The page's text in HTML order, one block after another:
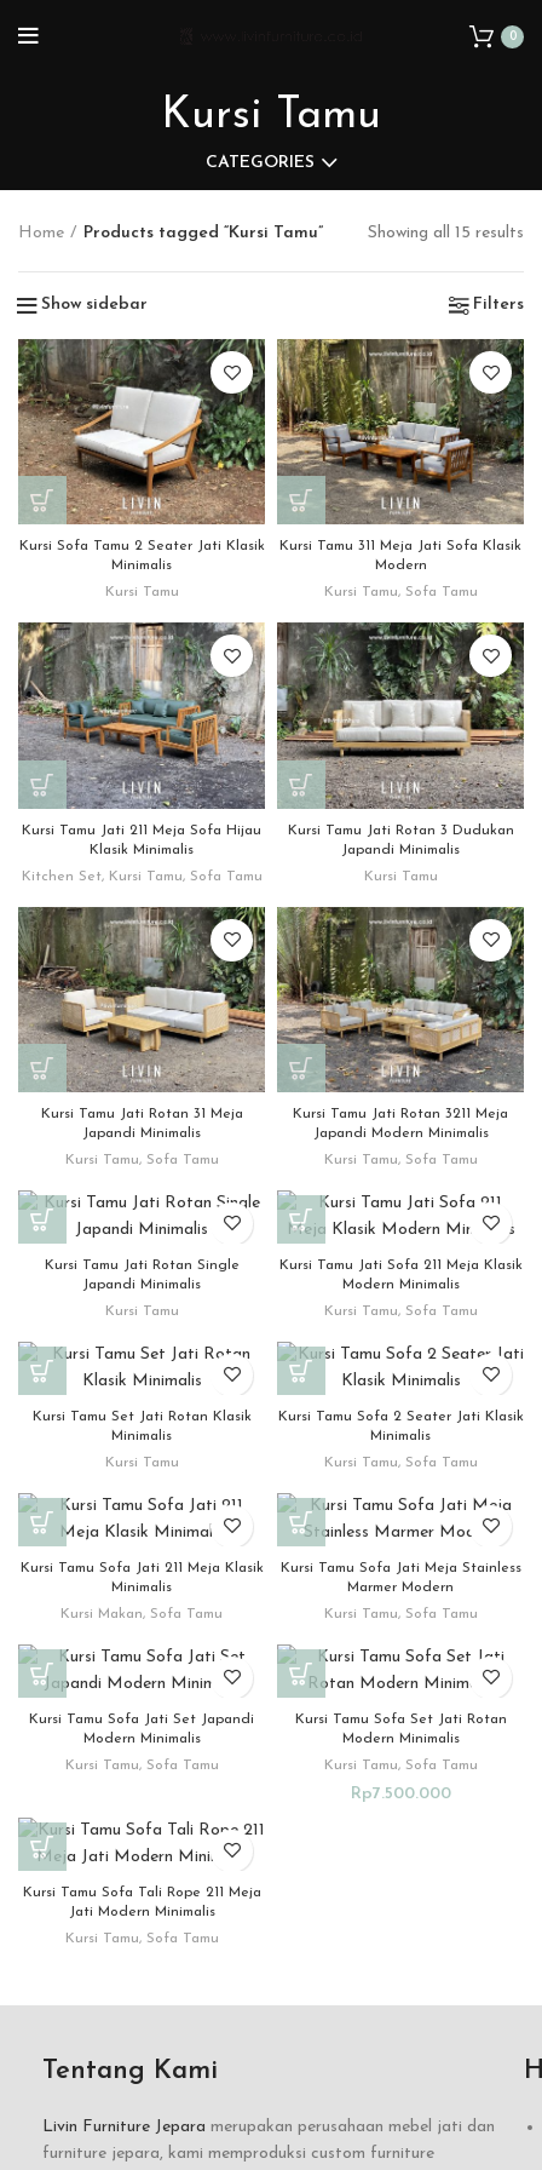
0
Kursi Tamu
CATEGORIES
Home Products tagged “Kursi Tamu” Showing all 15 results
Show sidebar Filters
Kursi Sofa Tamu 2 Seater Jati Klasik
Minimalis
Kursi Tamu
Kursi Tamu 311 Meja Jati Sofa Klasik
Modern
Kursi Tamu, Sofa Tamu
Kursi Tamu Jati 211 Meja Sofa Hijau
Klasik Minimalis
Kitchen Set, Kursi Tamu, Sofa Tamu
Kursi Tamu Jati Rotan 3 Dudukan
Japandi Minimalis
Kursi Tamu
Kursi Tamu Jati Rotan 31 Meja
Japandi Minimalis
Kursi Tamu, Sofa Tamu
Kursi Tamu Jati Rotan 3211 Meja
Japandi Modern Minimalis
Kursi Tamu, Sofa Tamu
Kursi Tamu Jati Rotan Single
Japandi Minimalis
Kursi Tamu
Kursi Tamu Jati Sofa 211 Meja Klasik
Modern Minimalis
Kursi Tamu, Sofa Tamu
Kursi Tamu Set Jati Rotan Klasik
Minimalis
Kursi Tamu
Kursi Tamu Sofa 2 Seater Jati Klasik
Minimalis
Kursi Tamu, Sofa Tamu
Kursi Tamu Sofa Jati 211 Meja Klasik
Minimalis
Kursi Makan, Sofa Tamu
Kursi Tamu Sofa Jati Meja Stainless
Marmer Modern
Kursi Tamu, Sofa Tamu
Kursi Tamu Sofa Jati Set Japandi
Modern Minimalis
Kursi Tamu, Sofa Tamu
Kursi Tamu Sofa Set Jati Rotan
Modern Minimalis
Kursi Tamu, Sofa Tamu
Rp7.500.000
Kursi Tamu Sofa Tali Rope 211 Meja
Jati Modern Minimalis
Kursi Tamu, Sofa Tamu
Tentang Kami
Livin Furniture Jepara merupakan perusahaan mebel jati dan
furniture jepara, kami memproduksi custom furniture